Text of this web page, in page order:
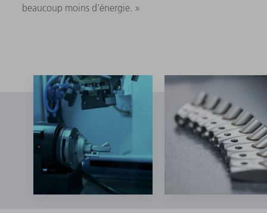
beaucoup moins d'énergie. »